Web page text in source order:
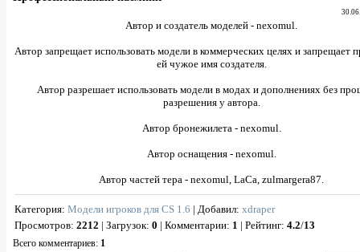
Автор и создатель моделей - nexomul.
Автор запрещает использовать модели в коммерческих целях и запрещает
ей чужое имя создателя.
Автор разрешает использовать модели в модах и дополнениях без
разрешения у автора.
Автор бронежилета - nexomul.
Автор оснащения - nexomul.
Автор частей тера - nexomul, LaCa, zulmargera87.
Категория: Модели игроков для CS 1.6 | Добавил: xdraper
Просмотров: 2212 | Загрузок: 0 | Комментарии: 1 | Рейтинг: 4.2/13
Всего комментариев: 1